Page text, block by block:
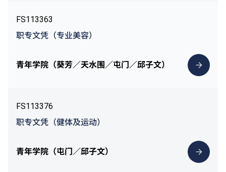
FS113363
职专文凭（专业美容）
青年学院（葵芳／天水围／屯门／邱子文）
FS113376
职专文凭（健体及运动）
青年学院（屯门／邱子文）